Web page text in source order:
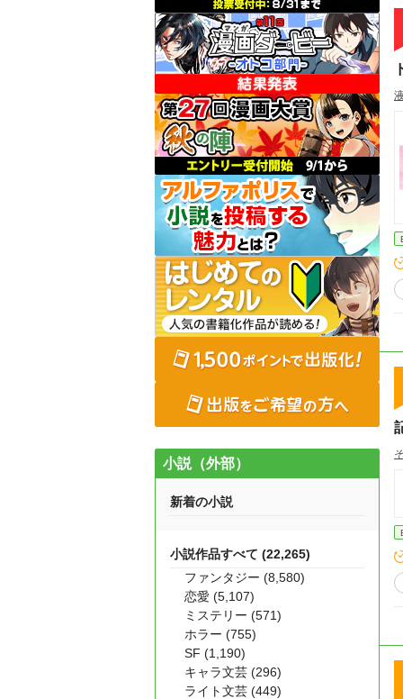
小説（外部）
新着の小説
小説作品すべて (22,265)
ファンタジー (8,580)
恋愛 (5,107)
ミステリー (571)
ホラー (755)
SF (1,190)
キャラ文芸 (296)
ライト文芸 (449)